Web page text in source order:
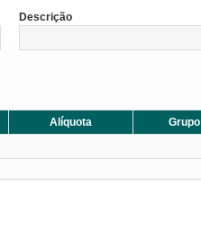
Descrição
Alíquota Grupo